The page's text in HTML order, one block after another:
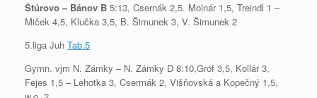
Štúrovo – Bánov B 5:13, Csernák 2,5. Molnár 1,5, Treindl 1 –
Miček 4,5, Klučka 3,5, B. Šimunek 3, V. Šimunek 2
5.liga Juh Tab.5
Gymn. vjm N. Zámky – N. Zámky D 8:10,Gróf 3,5, Kollár 3,
Fejes 1,5 – Lehotka 3, Csermák 2, Višňovská a Kopečný 1,5,